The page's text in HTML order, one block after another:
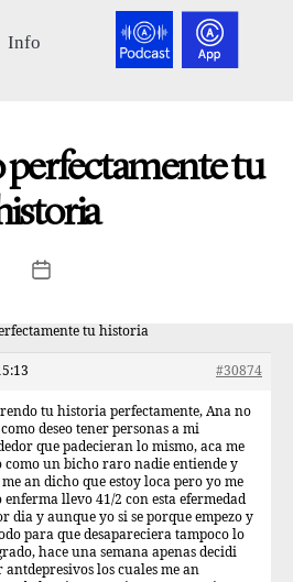
tu
tu historia
#30874
tu historia perfectamente, Ana no
como deseo tener personas a mi
que padecieran lo mismo, aca me
como un bicho raro nadie entiende y
an dicho que estoy loca pero yo me
enferma llevo 41/2 con esta efermedad
dia y aunque yo si se porque empezo y
para que desapareciera tampoco lo
hace una semana apenas decidi
antdepresivos los cuales me an